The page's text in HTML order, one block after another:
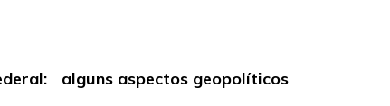
alguns aspectos geopolíticos